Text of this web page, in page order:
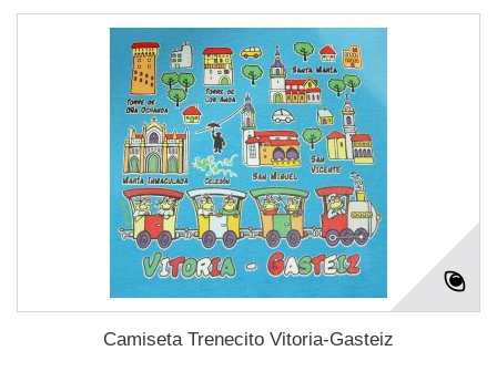
Camiseta Trenecito Vitoria-Gasteiz